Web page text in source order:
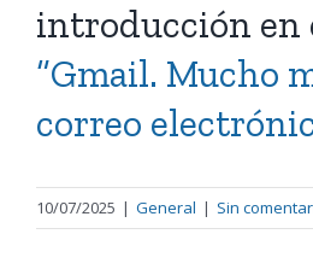
introducción en
“Gmail. Mucho
correo
10/07/2025 | General | Sin